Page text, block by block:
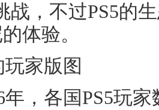
战，不过PS5的
体验。
玩家版图
年，各国PS5玩